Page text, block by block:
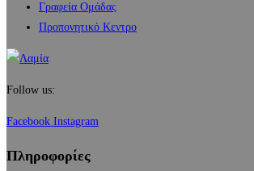
Γραφεία Ομάδας
Προπονητικό Κεντρο
Follow us:
Facebook Instagram
Πληροφορίες